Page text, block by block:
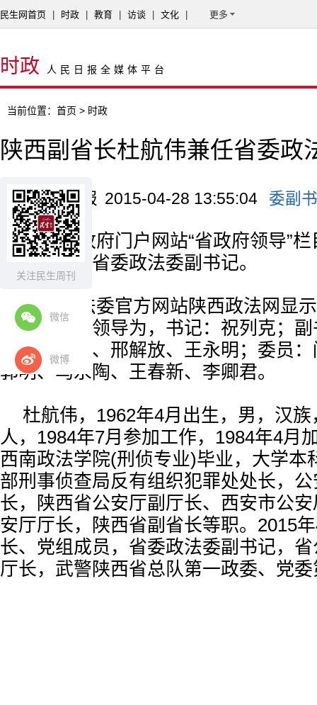
关注民生周刊
微信
微博
民生网首页 时政 教育 访谈 文化 更多
时政 人民日报全媒体平台
当前位置： 首页 > 时政
陕西副省长杜航伟兼任省委政
来源：华商报 2015-04-28 13:55:04 委副
陕西省政府门户网站“省政府领导”
杜航伟兼任省委政法委副书记。
省委政法委官方网站陕西政法网显
省委政法委领导为，书记：祝列克；
昉、何少林、邢解放、王永明；委员
郭明、乌永陶、王春新、李卿君。
杜航伟，1962年4月出生，男，汉
人，1984年7月参加工作，1984年4月
西南政法学院(刑侦专业)毕业，大学本
部刑事侦查局反有组织犯罪处处长，
长，陕西省公安厅副厅长、西安市公
安厅厅长，陕西省副省长等职。2015
长、党组成员，省委政法委副书记，
厅长，武警陕西省总队第一政委、党